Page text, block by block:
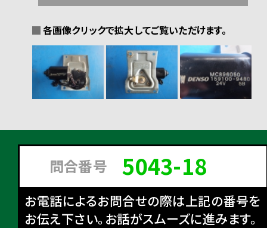
各画像クリックで拡大してご覧いただけます。
問合番号 5043-18
お電話によるお問合せの際は上記の番号を
お伝え下さい。お話がスムーズに進みます。